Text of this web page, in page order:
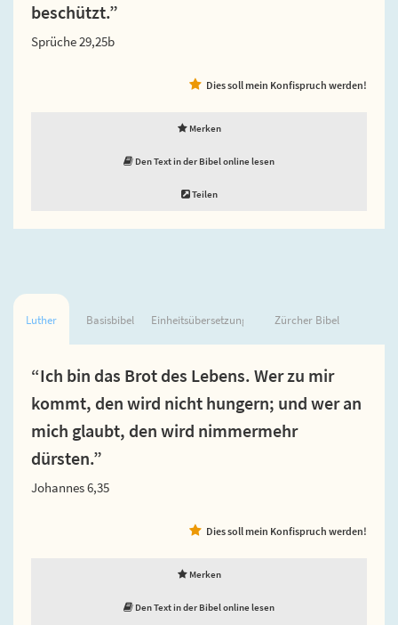
beschützt.”
Sprüche 29,25b
Dies soll mein Konfispruch werden!
Merken
Den Text in der Bibel online lesen
Teilen
Luther Basisbibel Einheitsübersetzung Zürcher Bibel
“Ich bin das Brot des Lebens. Wer zu mir
kommt, den wird nicht hungern; und wer an
mich glaubt, den wird nimmermehr
dürsten.”
Johannes 6,35
Dies soll mein Konfispruch werden!
Merken
Den Text in der Bibel online lesen